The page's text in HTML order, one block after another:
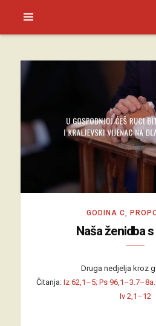
SAGUD.XYZ
GODINA C ,
Naša ženidba
Druga nedjelja kroz
Čitanja:Iz 62,1–5; Ps
Iv 2,1–12